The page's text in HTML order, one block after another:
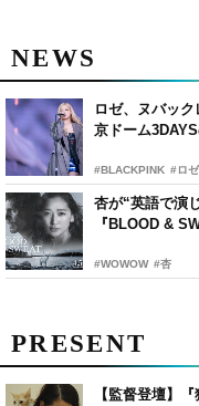
NEWS
ロゼ、ヌバッ
京ドーム
#BLACKPINK #ロゼ
杏が“英語で演
『BLOOD &
#WOWOW #杏
PRESENT
【監督登壇】